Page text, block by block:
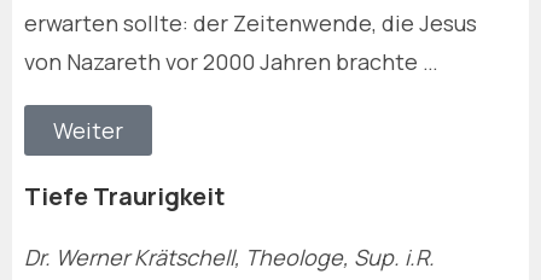
erwarten sollte: der Zeitenwende, die Jesus
von Nazareth vor 2000 Jahren brachte …
Weiter
Tiefe Traurigkeit
Dr. Werner Krätschell, Theologe, Sup. i.R.